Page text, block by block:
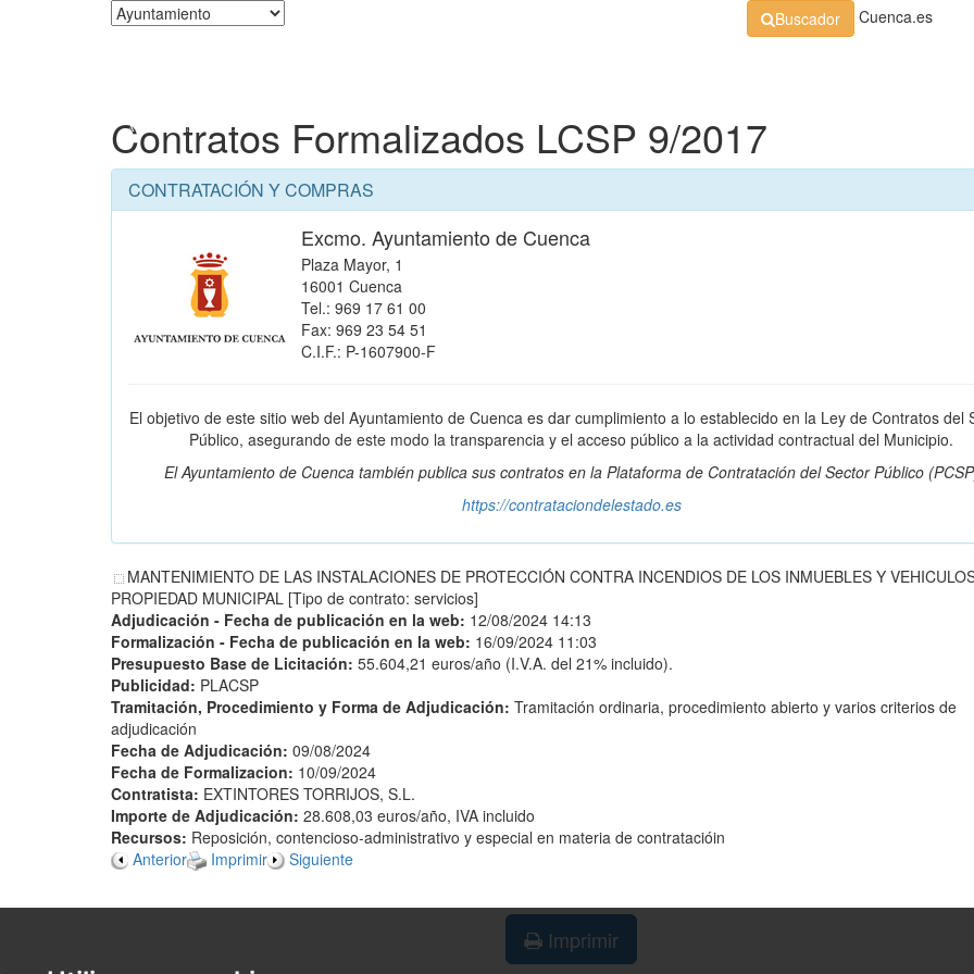
Buscador Cuenca.es
Contratos Formalizados LCSP 9/2017
CONTRATACIÓN Y COMPRAS
Excmo. Ayuntamiento de Cuenca
Plaza Mayor, 1
16001 Cuenca
Tel.: 969 17 61 00
Fax: 969 23 54 51
C.I.F.: P-1607900-F
El objetivo de este sitio web del Ayuntamiento de Cuenca es dar cumplimiento a lo establecido en la Ley de Contratos del
Público, asegurando de este modo la transparencia y el acceso público a la actividad contractual del Municipio.
El Ayuntamiento de Cuenca también publica sus contratos en la Plataforma de Contratación del Sector Público
https://contrataciondelestado.es
MANTENIMIENTO DE LAS INSTALACIONES DE PROTECCIÓN CONTRA INCENDIOS DE LOS INMUEBLES Y
PROPIEDAD MUNICIPAL [Tipo de contrato: servicios]
Adjudicación - Fecha de publicación en la web: 12/08/2024 14:13
Formalización - Fecha de publicación en la web: 16/09/2024 11:03
Presupuesto Base de Licitación: 55.604,21 euros/año (I.V.A. del 21% incluido).
Publicidad: PLACSP
Tramitación, Procedimiento y Forma de Adjudicación: Tramitación ordinaria, procedimiento abierto y varios criterios de
adjudicación
Fecha de Adjudicación: 09/08/2024
Fecha de Formalizacion: 10/09/2024
Contratista: EXTINTORES TORRIJOS, S.L.
Importe de Adjudicación: 28.608,03 euros/año, IVA incluido
Recursos: Reposición, contencioso-administrativo y especial en materia de contratacióin
Anterior
Imprimir Siguiente
Imprimir